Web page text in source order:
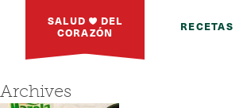
SALUD DEL
CORAZÓN RECETAS
Archives